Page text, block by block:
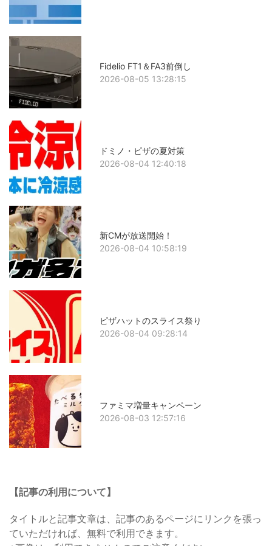
Fidelio FT1＆FA3前倒し
2026-08-05 13:28:15
ドミノ・ピザの夏対策
2026-08-04 12:40:18
新CMが放送開始！
2026-08-04 10:58:19
ピザハットのスライス祭り
2026-08-04 09:28:14
ファミマ増量キャンペーン
2026-08-03 12:57:16
【記事の利用について】
タイトルと記事文章は、記事のあるページにリンクを張っ
ていただければ、無料で利用できます。